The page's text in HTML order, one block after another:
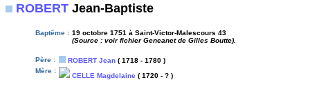
ROBERT Jean-Baptiste
Baptême : 19 octobre 1751 à Saint-Victor-Malescours 43
(Source : voir fichier Geneanet de Gilles Boutte).
Père : ROBERT Jean ( 1718 - 1780 )
Mère :
CELLE Magdelaine ( 1720 - ? )